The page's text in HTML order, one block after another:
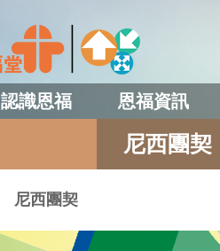
認識恩福 恩福資訊
尼西團契
尼西團契